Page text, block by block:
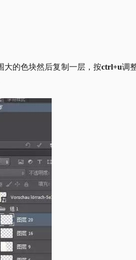
大的色块然后复制一层，按ctrl+u调